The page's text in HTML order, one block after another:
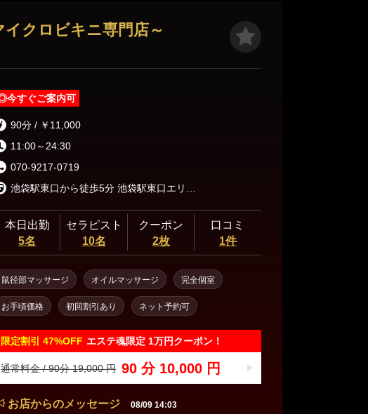
クロビキニ専門店～
今すぐご案内可
90分 / ￥11,000
11:00～24:30
070-9217-0719
本日出勤
5名
セラピスト
10名
クーポン
2枚
口コミ
1件
鼠径部マッサージ オイルマッサージ 完全個室
お手頃価格 初回割引あり ネット予約可
限定割引 47%OFF エステ魂限定 1万円クーポン！
通常料金 / 90分 19,000 円 90 分 10,000 円
お店からのメッセージ 08/09 14:03
・青山
人形町・茅場町・門前仲町
蒲田・大森・大井町
新小岩
町・浅草 秋葉原・神田・浅草橋